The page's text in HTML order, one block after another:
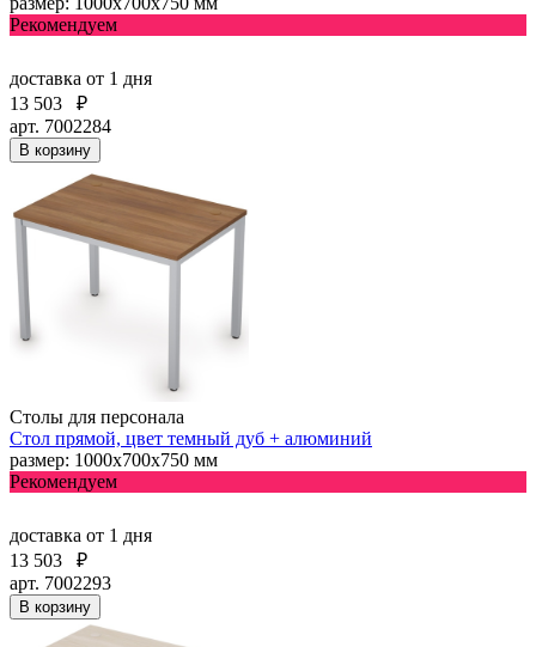
Рекомендуем
доставка от 1 дня
13 503
₽
арт. 7002284
В корзину
Столы для персонала
Стол прямой, цвет темный дуб + алюминий
размер: 1000х700х750 мм
Рекомендуем
доставка от 1 дня
13 503
₽
арт. 7002293
В корзину